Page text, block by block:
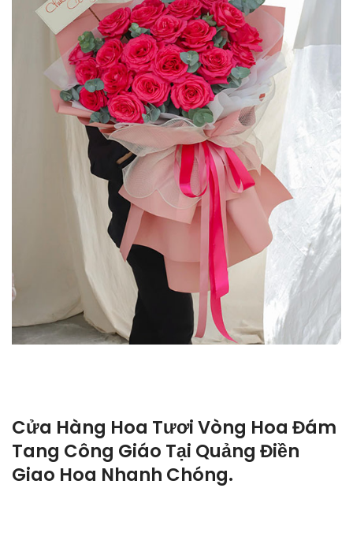
Cửa Hàng Hoa Tươi Vòng Hoa Đám
Tang Công Giáo Tại Quảng Điền
Giao Hoa Nhanh Chóng.